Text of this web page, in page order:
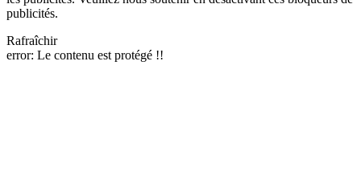
publicités.
Rafraîchir
error: Le contenu est protégé !!